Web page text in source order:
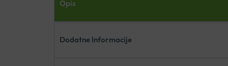
Opis
Dodatne Informacije